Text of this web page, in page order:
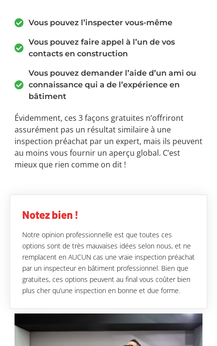
Vous pouvez l’inspecter vous-même
Vous pouvez faire appel à l’un de vos
contacts en construction
Vous pouvez demander l’aide d’un ami ou
connaissance qui a de l’expérience en
bâtiment
Évidemment, ces 3 façons gratuites n’offriront
assurément pas un résultat similaire à une
inspection préachat par un expert, mais ils peuvent
au moins vous fournir un aperçu global. C’est
mieux que rien comme on dit !
Notez bien !
Notre opinion professionnelle est que toutes ces
options sont de très mauvaises idées selon nous, et ne
remplacent en AUCUN cas une vraie inspection préachat
par un inspecteur en bâtiment professionnel. Bien que
gratuites, ces options peuvent au final vous coûter bien
plus cher qu’une inspection en bonne et due forme.